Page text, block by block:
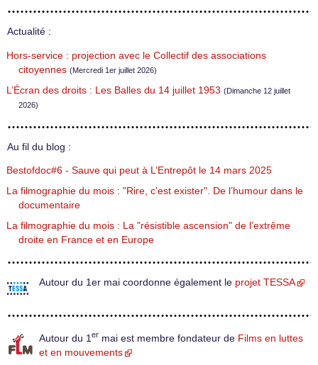
Actualité :
Hors-service : projection avec le Collectif des associations
citoyennes (Mercredi 1er juillet 2026)
L’Écran des droits : Les Balles du 14 juillet 1953 (Dimanche 12 juillet
2026)
Au fil du blog :
Bestofdoc#6 - Sauve qui peut à L’Entrepôt le 14 mars 2025
La filmographie du mois : "Rire, c’est exister". De l’humour dans le
documentaire
La filmographie du mois : La "résistible ascension" de l’extrême
droite en France et en Europe
Autour du 1er mai coordonne également le projet TESSA
Autour du 1 er mai est membre fondateur de Films en luttes
et en mouvements